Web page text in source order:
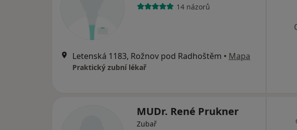
14 názorů
Letenská 1183, Rožnov pod Radhoštěm • Mapa
Praktický zubní lékař
MUDr. René Prukner
Zubař